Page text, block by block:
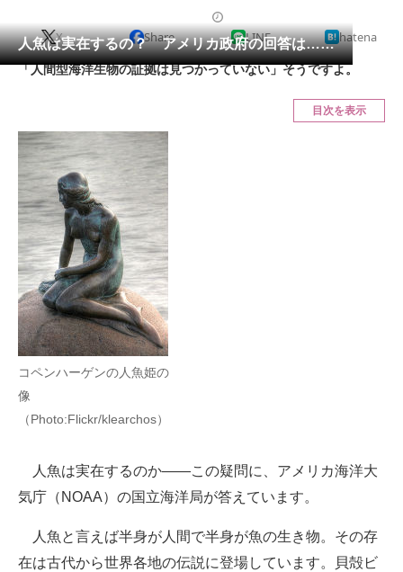
会員記事
ITの今と未来を見通す
スマホと通信の最新トレンド
進化するPCとデバイスの未来
好きが集まる 比べて選べる
ビジネスと働き方のヒント
AI活用のいまが分かる
経営リーダーのコミュニティ
マーケ×ITの今がよく分かる
ITエンジニア向け専門サイト
企業向けIT製品の総合サイト
人魚は実在するの？ アメリカ政府の回答は……
X Share LINE hatena
「人間型海洋生物の証拠は見つかっていない」そうですよ。
目次を表示
コペンハーゲンの人魚姫の
像
（Photo:Flickr/klearchos）
人魚は実在するのか――この疑問に、アメリカ海洋大
気庁（NOAA）の国立海洋局が答えています。
人魚と言えば半身が人間で半身が魚の生き物。その存
在は古代から世界各地の伝説に登場しています。貝殻ビ